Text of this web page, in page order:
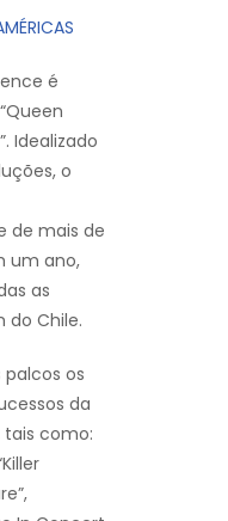
é
Idealizado
o
de mais de
um ano,
as
do Chile.
os
da
tais como: